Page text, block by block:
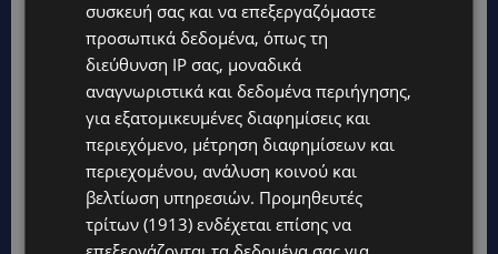
συσκευή σας και να επεξεργαζόμαστε
προσωπικά δεδομένα, όπως τη
διεύθυνση IP σας, μοναδικά
αναγνωριστικά και δεδομένα περιήγησης,
για εξατομικευμένες διαφημίσεις και
περιεχόμενο, μέτρηση διαφημίσεων και
περιεχομένου, ανάλυση κοινού και
βελτίωση υπηρεσιών. Προμηθευτές
τρίτων (1913) ενδέχεται επίσης να